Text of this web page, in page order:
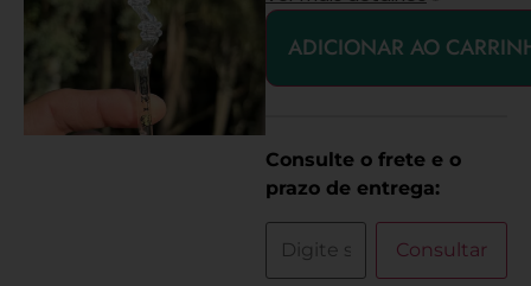
ADICIONAR AO
Consulte o frete e o
prazo de entrega:
Consultar